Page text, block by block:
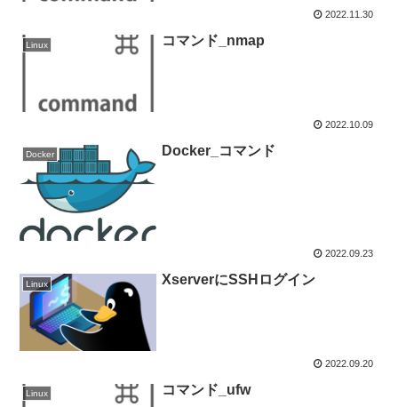
2022.11.30
Linux コマンド_nmap
2022.10.09
Docker Docker_コマンド
2022.09.23
Linux XserverにSSHログイン
2022.09.20
Linux コマンド_ufw